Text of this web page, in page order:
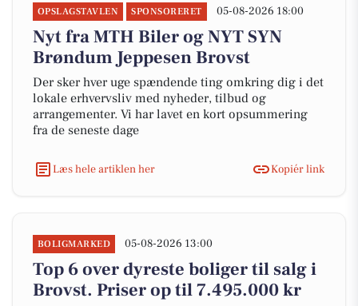
OPSLAGSTAVLEN SPONSORERET 05-08-2026 18:00
Nyt fra MTH Biler og NYT SYN
Brøndum Jeppesen Brovst
Der sker hver uge spændende ting omkring dig i det
lokale erhvervsliv med nyheder, tilbud og
arrangementer. Vi har lavet en kort opsummering
fra de seneste dage
Læs hele artiklen her Kopiér link
BOLIGMARKED 05-08-2026 13:00
Top 6 over dyreste boliger til salg i
Brovst. Priser op til 7.495.000 kr